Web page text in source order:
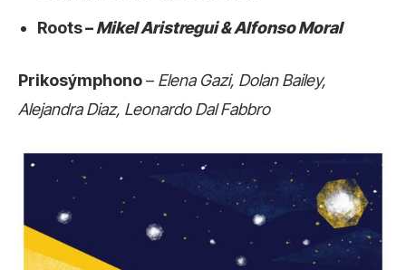
Roots–Mikel Aristregui & Alfonso Moral
Prikosýmphono– Elena Gazi, Dolan Bailey,
Alejandra Diaz, Leonardo Dal Fabbro